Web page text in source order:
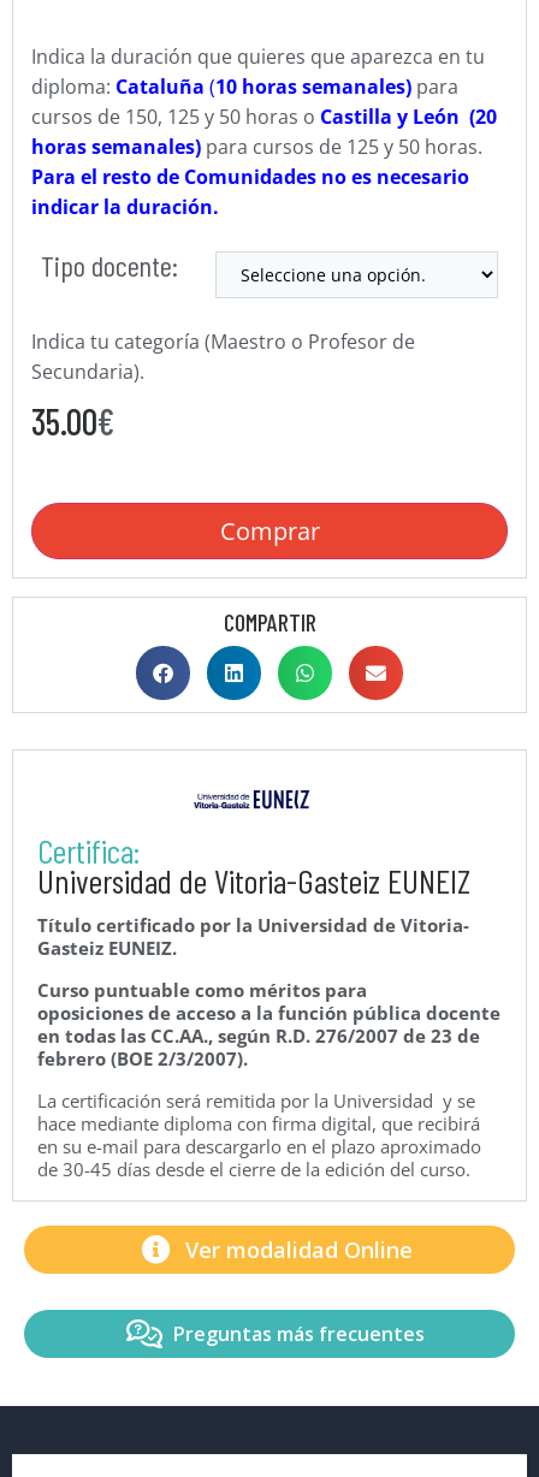
Indica la duración que quieres que aparezca en tu
diploma: Cataluña (10 horas semanales) para
cursos de 150, 125 y 50 horas o Castilla y León (20
horas semanales) para cursos de 125 y 50 horas.
Para el resto de Comunidades no es necesario
indicar la duración.
Tipo docente:
Indica tu categoría (Maestro o Profesor de
Secundaria).
35.00€
Comprar
COMPARTIR
Certifica:
Universidad de Vitoria-Gasteiz EUNEIZ
Título certificado por la Universidad de Vitoria-
Gasteiz EUNEIZ.
Curso puntuable como méritos para
oposiciones de acceso a la función pública docente
en todas las CC.AA., según R.D. 276/2007 de 23 de
febrero (BOE 2/3/2007).
La certificación será remitida por la Universidad y se
hace mediante diploma con firma digital, que recibirá
en su e-mail para descargarlo en el plazo aproximado
de 30-45 días desde el cierre de la edición del curso.
Ver modalidad Online
Preguntas más frecuentes